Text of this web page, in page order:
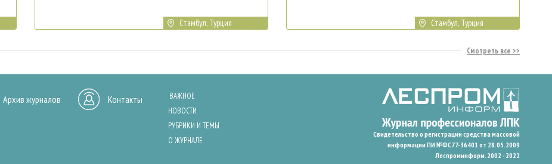
Стамбул, Турция Стамбул, Турция
Смотреть все
Архив журналов Контакты
ВАЖНОЕ
НОВОСТИ
РУБРИКИ И ТЕМЫ
О ЖУРНАЛЕ
Свидетельство о регистрации средства массовой
информации ПИ №ФС77-36401 от 28.05.2009
Леспроминформ. 2002 - 2022